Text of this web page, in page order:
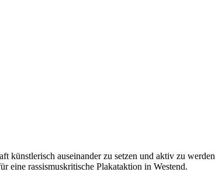
künstlerisch auseinander zu setzen und aktiv zu werden
eine rassismuskritische Plakataktion in Westend.